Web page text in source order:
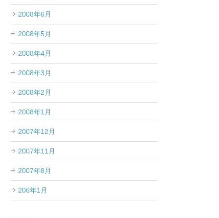
2008年6月
2008年5月
2008年4月
2008年3月
2008年2月
2008年1月
2007年12月
2007年11月
2007年8月
206年1月